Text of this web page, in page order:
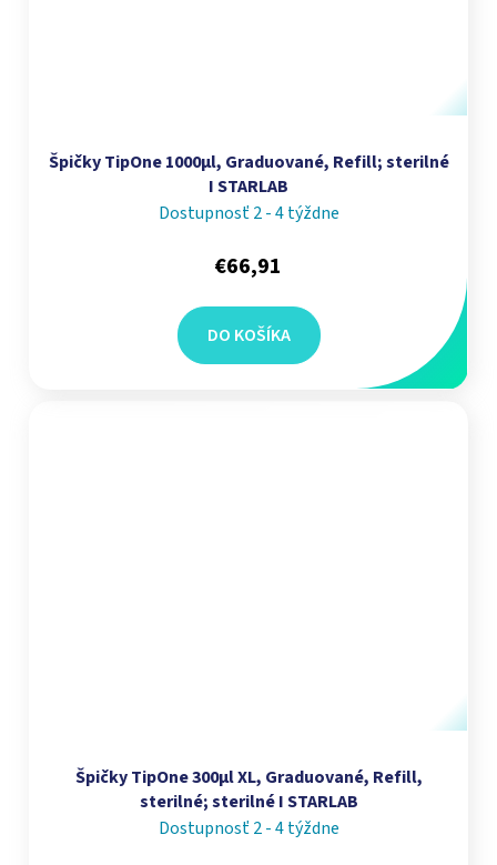
Špičky TipOne 1000µl, Graduované, Refill; sterilné
I STARLAB
Dostupnosť 2 - 4 týždne
€66,91
DO KOŠÍKA
Špičky TipOne 300µl XL, Graduované, Refill,
sterilné; sterilné I STARLAB
Dostupnosť 2 - 4 týždne